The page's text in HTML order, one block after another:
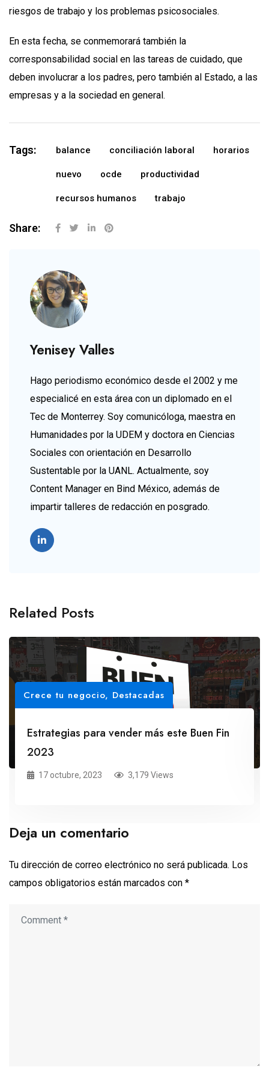
riesgos de trabajo y los problemas psicosociales.
En esta fecha, se conmemorará también la
corresponsabilidad social en las tareas de cuidado, que
deben involucrar a los padres, pero también al Estado, a las
empresas y a la sociedad en general.
Tags: balance conciliación laboral horarios
nuevo ocde productividad
recursos humanos trabajo
Share:
Yenisey Valles
Hago periodismo económico desde el 2002 y me
especialicé en esta área con un diplomado en el
Tec de Monterrey. Soy comunicóloga, maestra en
Humanidades por la UDEM y doctora en Ciencias
Sociales con orientación en Desarrollo
Sustentable por la UANL. Actualmente, soy
Content Manager en Bind México, además de
impartir talleres de redacción en posgrado.
Related Posts
Crece tu negocio, Destacadas
Estrategias para vender más este Buen Fin
2023
17 octubre, 2023 3,179 Views
Deja un comentario
Tu dirección de correo electrónico no será publicada. Los
campos obligatorios están marcados con *